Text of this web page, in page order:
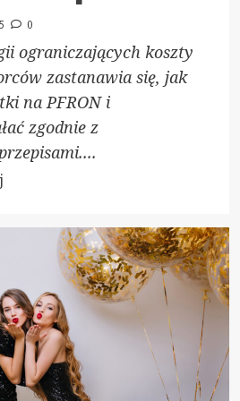
0
ograniczających koszty
zastanawia się, jak
na PFRON i
zgodnie z
Dowiedz
więcej
zmniejszyć
wydatki
na
pfron